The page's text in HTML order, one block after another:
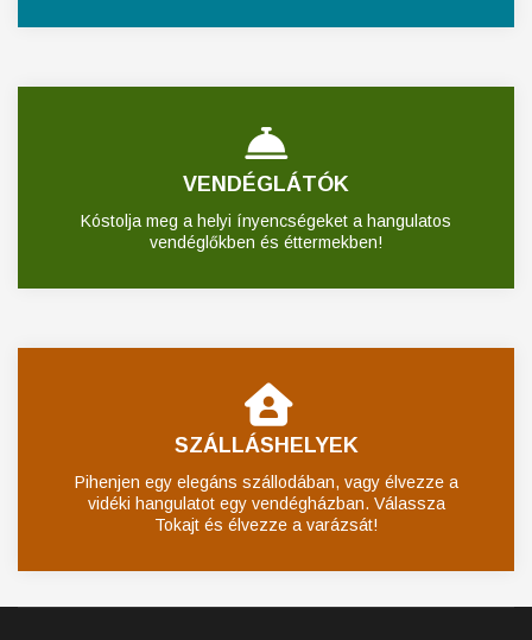
VENDÉGLÁTÓK
Kóstolja meg a helyi ínyencségeket a hangulatos
vendéglőkben és éttermekben!
SZÁLLÁSHELYEK
Pihenjen egy elegáns szállodában, vagy élvezze a
vidéki hangulatot egy vendégházban. Válassza
Tokajt és élvezze a varázsát!